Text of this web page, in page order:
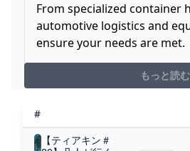
From specialized container
automotive logistics and
ensure your needs are met.
もっと読む
#
【ティアキン＃